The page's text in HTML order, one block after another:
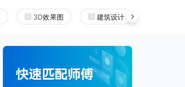
3D效果图 建筑设计